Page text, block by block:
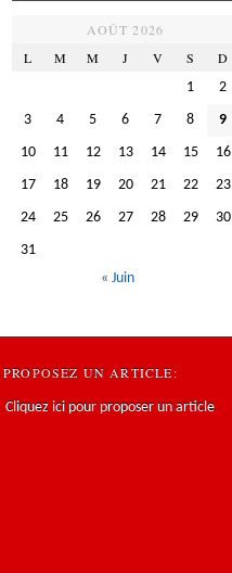
AOÛT 2026
L
M M J V S D
1
2
3
4 5 6 7 8
9
10
11 12 13 14 15
16
17
18 19 20 21 22
23
24
25 26 27 28 29
30
31
« Juin
PROPOSEZ UN ARTICLE:
Cliquez ici pour proposer un article